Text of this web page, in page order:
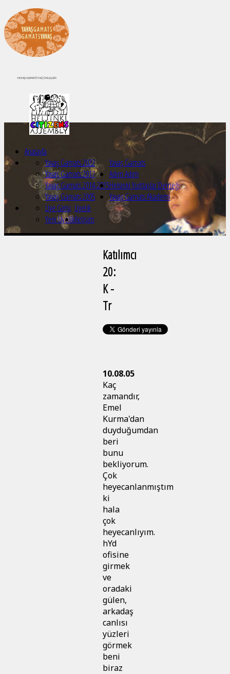
Anasayfa
Yavaş Gamats
Yavaş Gamats 2022
Yavaş Gamats 2017
Yavaş Gamats 2014-2015
Yavaş Gamats 2005
Adım Adım
Helsinki Yurttaşlar Derneği
Yavaş Gamats Akademi
Üyelik
Üye Girişi
Yeni Üyelikİletişim
Katılımcı
20:
K -
Tr
10.08.05
Kaç
zamandır,
Emel
Kurma'dan
duyduğumdan
beri
bunu
bekliyorum.
Çok
heyecanlanmıştım
ki
hala
çok
heyecanlıyım.
hYd
ofisine
girmek
ve
oradaki
gülen,
arkadaş
canlısı
yüzleri
görmek
beni
biraz